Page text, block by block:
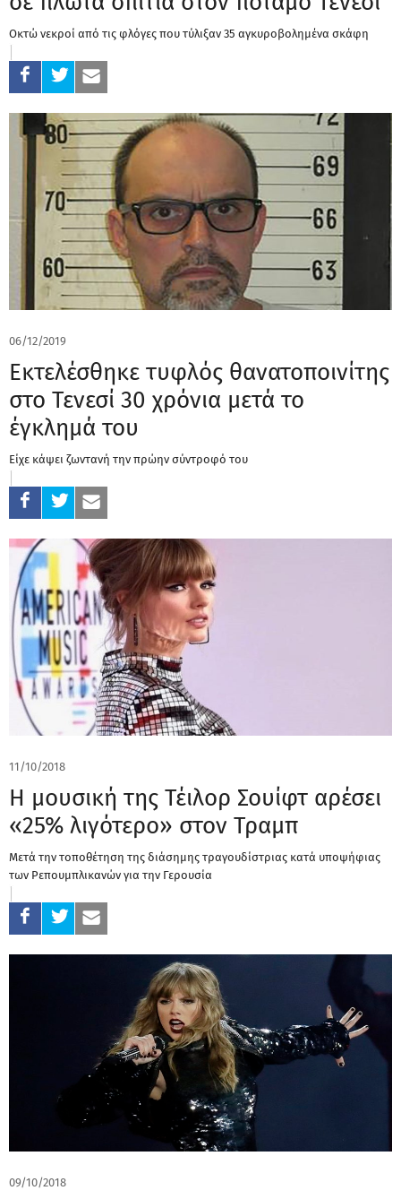
Οκτώ νεκροί από τις φλόγες που τύλιξαν 35 αγκυροβολημένα σκάφη
06/12/2019
Εκτελέσθηκε τυφλός θανατοποινίτης
στο Τενεσί 30 χρόνια μετά το
έγκλημά του
Είχε κάψει ζωντανή την πρώην σύντροφό του
11/10/2018
Η μουσική της Τέιλορ Σουίφτ αρέσει
«25% λιγότερο» στον Τραμπ
Μετά την τοποθέτηση της διάσημης τραγουδίστριας κατά υποψήφιας
των Ρεπουμπλικανών για την Γερουσία
09/10/2018